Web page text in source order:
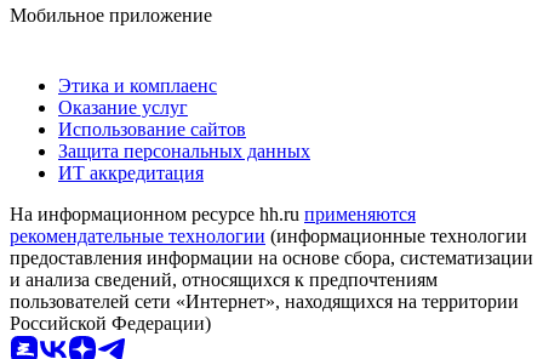
Мобильное приложение
Этика и комплаенс
Оказание услуг
Использование сайтов
Защита персональных данных
ИТ аккредитация
На информационном ресурсе hh.ru применяются
рекомендательные технологии (информационные технологии
предоставления информации на основе сбора, систематизации
и анализа сведений, относящихся к предпочтениям
пользователей сети «Интернет», находящихся на территории
Российской Федерации)